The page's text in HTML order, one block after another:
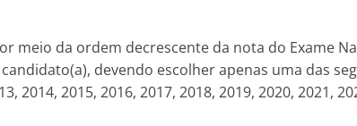
meio da ordem decrescente da nota do Exame
devendo escolher apenas uma das
2014, 2015, 2016, 2017, 2018, 2019, 2020, 2021,